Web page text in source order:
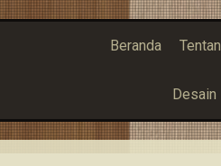
Beranda
Desain